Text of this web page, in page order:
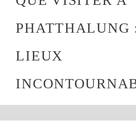
PHATTHALUNG
LIEUX